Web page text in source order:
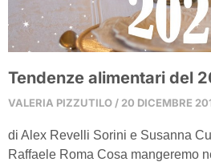
Tendenze alimentari del
VALERIA PIZZUTILO 20 DICEMBRE
di Alex Revelli Sorini e Susanna
Raffaele Roma Cosa mangeremo